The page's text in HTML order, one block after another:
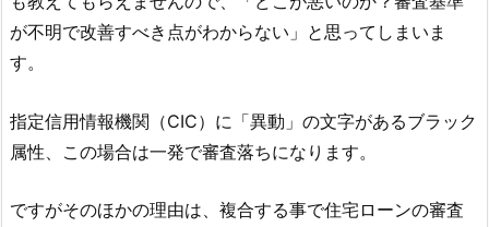
が不明で改善すべき点がわからない」と思ってしまいま
す。
指定信用情報機関（CIC）に「異動」の文字があるブラック
属性、この場合は一発で審査落ちになります。
ですがそのほかの理由は、複合する事で住宅ローンの審査